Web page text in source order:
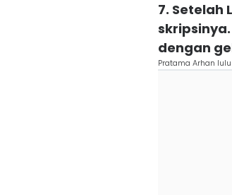
7. Setelah
dengan
Pratama Arhan